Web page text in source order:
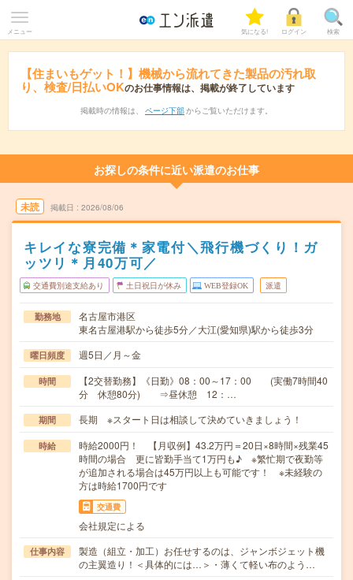
メニュー 気になる! ログイン 検索
【住まいもゲット！】機械から流れてきた製品の汚れ取
り、検査/日払いOKのお仕事情報は、掲載が終了しています
掲載時の情報は、 ページ下部 からご覧いただけます。
お探しの条件に近い派遣のお仕事
未読 掲載日 2026/08/06
キレイな寮完備＊家電付＼飛行機づくり！ガ
ッツリ＊月40万可／
交通費別途支給あり 土日祝日が休み WEB登録OK 派遣
勤務地
名古屋市港区
東名古屋港駅から徒歩5分／大江(愛知県)駅から徒歩3分
曜日頻度 週5日／月～金
時間
【2交替勤務】《日勤》08：00～17：00 (実働7時間40
分 休憩80分) ⇒昼休憩 12：…
期間 長期 ※スタート日は相談して決めていきましょう！
時給
時給2000円！ 【月収例】43.2万円＝20日×8時間×残業45
時間の場合 更に皆勤手当て1万円も♪ ※繁忙期で夜勤等
が追加される場合は45万円以上も可能です！ ※未経験の
方は時給1700円です
交通費
会社規定による
仕事内容
製造（組立・加工）お任せするのは、ジャンボジェット機
の主翼造り！＜具体的には…＞・薄くて軽い布のよう…